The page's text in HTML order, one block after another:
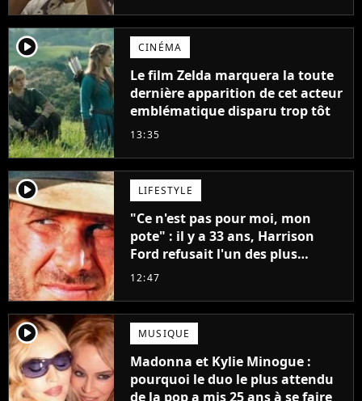
player2 CINÉMA
Le film Zelda marquera la toute
dernière apparition de cet acteur
emblématique disparu trop tôt
13:35
player2 LIFESTYLE
"Ce n'est pas pour moi, mon
pote" : il y a 33 ans, Harrison
Ford refusait l'un des plus
grands succès de tous les temps
12:47
player2 MUSIQUE
Madonna et Kylie Minogue :
pourquoi le duo le plus attendu
de la pop a mis 25 ans à se faire